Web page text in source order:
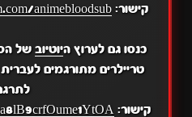
קישור:animebloodsub/
כנסו גם לערוץ היוטיובשל
טריילרים מתורגמים
קישור: